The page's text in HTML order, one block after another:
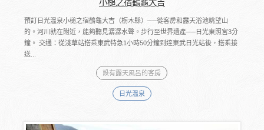
小槌之宿鶴龜大吉
預訂日光溫泉小槌之宿鶴龜大吉（栃木縣）──從客房和露天浴池眺望山
的。河川就在附近，能夠聽見潺潺水聲。步行至世界遺產──日光東照宮3分
鐘。 交通：從淺草站搭乘東武特急1小時50分鐘到達東武日光站後，搭乘接
送...
設有露天風呂的客房
日光溫泉